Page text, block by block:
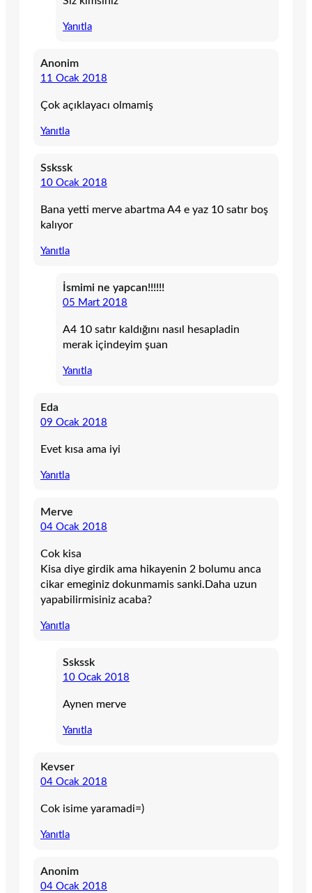
Yanıtla
Anonim
11 Ocak 2018
Çok açıklayacı olmamiş
Yanıtla
Sskssk
10 Ocak 2018
Bana yetti merve abartma A4 e yaz 10 satır boş
kalıyor
Yanıtla
İsmimi ne yapcan!!!!!!
05 Mart 2018
A4 10 satır kaldığını nasıl hesapladin
merak içindeyim şuan
Yanıtla
Eda
09 Ocak 2018
Evet kısa ama iyi
Yanıtla
Merve
04 Ocak 2018
Cok kisa
Kisa diye girdik ama hikayenin 2 bolumu anca
cikar emeginiz dokunmamis sanki.Daha uzun
yapabilirmisiniz acaba?
Yanıtla
Sskssk
10 Ocak 2018
Aynen merve
Yanıtla
Kevser
04 Ocak 2018
Cok isime yaramadi=)
Yanıtla
Anonim
04 Ocak 2018